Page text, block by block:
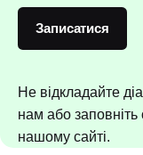
Записатися
Не відкладайте
нам або
нашому сайті.